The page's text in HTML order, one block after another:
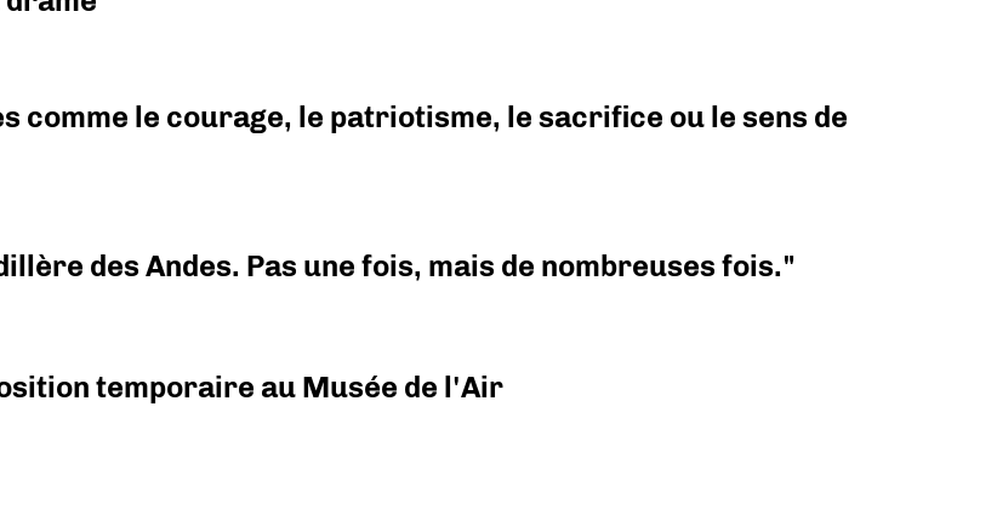
comme le courage, le patriotisme, le sacrifice ou le sens de
des Andes. Pas une fois, mais de nombreuses fois."
temporaire au Musée de l'Air